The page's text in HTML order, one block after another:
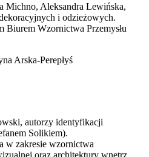
Michno, Aleksandra Lewińska,
i odzieżowych.
Biurem Wzornictwa Przemysłu
Arska-Perepłyś
autorzy identyfikacji
Solikiem).
w zakresie wzornictwa
oraz architektury wnętrz.